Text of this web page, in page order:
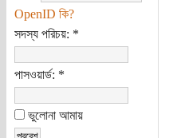
OpenID কি?
সদস্য পরিচয়: *
পাসওয়ার্ড: *
ভুলোনা আমায়